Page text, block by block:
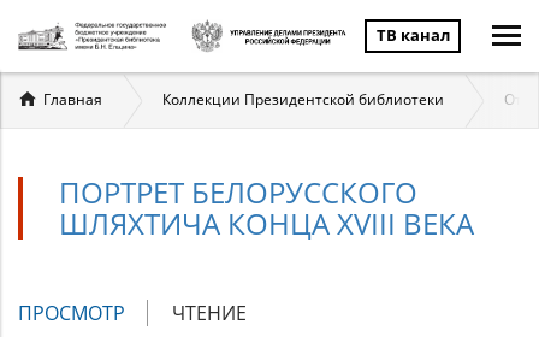
ТВ канал
Вы
здесь
Главная Коллекции Президентской библиотеки
ПОРТРЕТ БЕЛОРУССКОГО
ШЛЯХТИЧА КОНЦА XVIII ВЕКА
Главные
ПРОСМОТР (АКТИВНАЯ
ЧТЕНИЕ